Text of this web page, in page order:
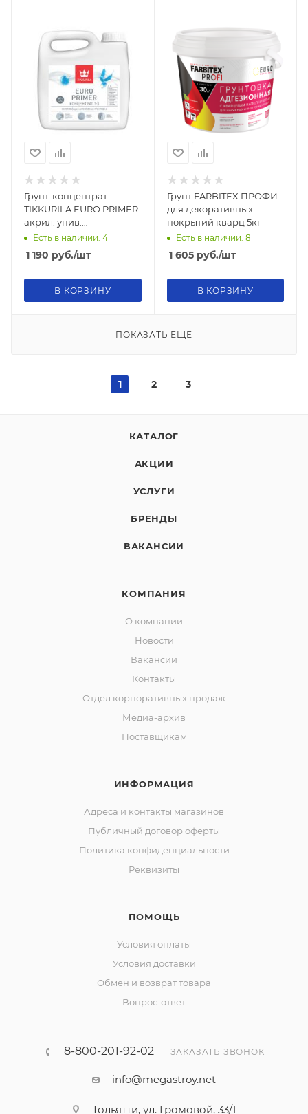
Грунт-концентрат
TIKKURILA EURO PRIMER
акрил. унив.
укрепляющий 3,0л
Есть в наличии: 4
1 190 руб./шт
В КОРЗИНУ
Грунт FARBITEX ПРОФИ
для декоративных
покрытий кварц 5кг
Есть в наличии: 8
1 605руб./шт
В КОРЗИНУ
ПОКАЗАТЬ ЕЩЕ
1 2 3
КАТАЛОГ
АКЦИИ
УСЛУГИ
БРЕНДЫ
ВАКАНСИИ
КОМПАНИЯ
О компании
Новости
Вакансии
Контакты
Отдел корпоративных продаж
Медиа-архив
Поставщикам
ИНФОРМАЦИЯ
Адреса и контакты магазинов
Публичный договор оферты
Политика конфиденциальности
Реквизиты
ПОМОЩЬ
Условия оплаты
Условия доставки
Обмен и возврат товара
Вопрос-ответ
8-800-201-92-02 ЗАКАЗАТЬ ЗВОНОК
info@megastroy.net
Тольятти, ул. Громовой, 33/1